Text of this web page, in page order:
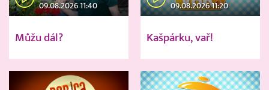
09.08.2026 11:40
Můžu dál?
09.08.2026 11:20
Kašpárku, vař!